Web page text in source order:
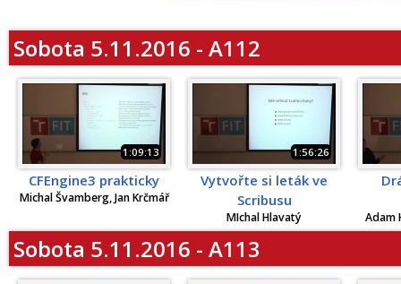
Sobota 5.11.2016 - A112
1:09:13
CFEngine3 prakticky
Michal Švamberg, Jan Krčmář
1:56:26
Vytvořte si leták ve
Scribusu
MIchal Hlavatý Adam
Sobota 5.11.2016 - A113